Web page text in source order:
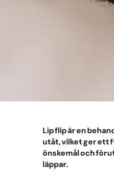
Lip flip är en
utåt, vilket ger ett
önskemål och
läppar.